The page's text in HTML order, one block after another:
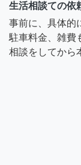
生活相談ての依
事前に、具体的
駐車料金、雑費
相談をしてから